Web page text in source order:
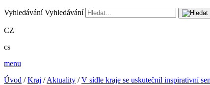
Vyhledávání Vyhledávání
CZ
cs
menu
Úvod /Kraj /Aktuality /V sídle kraje se uskutečnil inspirativní